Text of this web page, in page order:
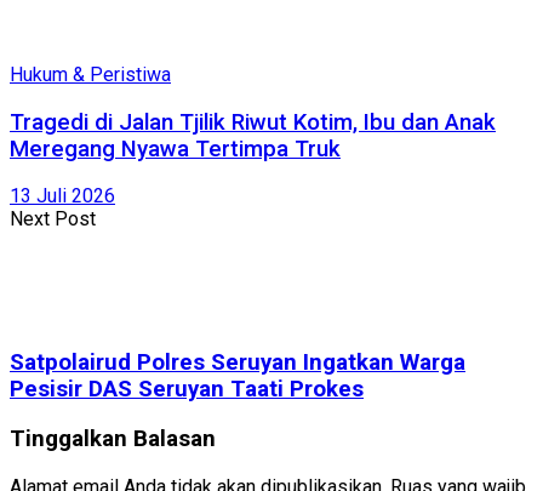
Hukum & Peristiwa
Tragedi di Jalan Tjilik Riwut Kotim, Ibu dan Anak
Meregang Nyawa Tertimpa Truk
13 Juli 2026
Next Post
Satpolairud Polres Seruyan Ingatkan Warga
Pesisir DAS Seruyan Taati Prokes
Tinggalkan Balasan
Alamat email Anda tidak akan dipublikasikan. Ruas yang wajib